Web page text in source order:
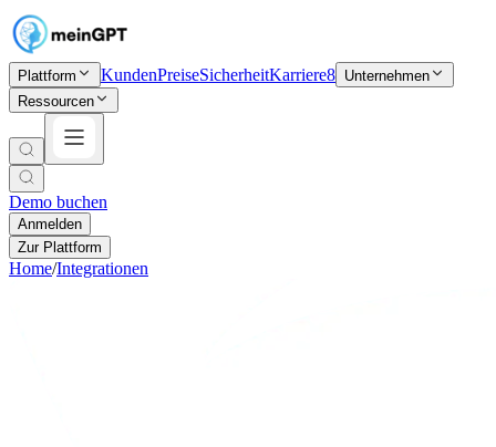
Plattform KundenPreiseSicherheitKarriere8 Unternehmen
Ressourcen
Demo buchen
Anmelden
Zur Plattform
Home/Integrationen